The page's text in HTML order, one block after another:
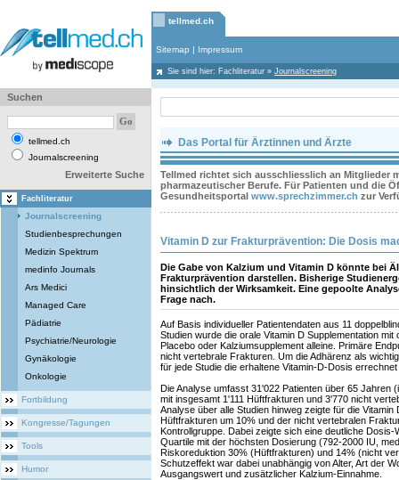
tellmed.ch
Sitemap | Impressum
Sie sind hier: Fachliteratur » Journalscreening
Suchen
tellmed.ch
Journalscreening
Erweiterte Suche
Fachliteratur
Journalscreening
Studienbesprechungen
Medizin Spektrum
medinfo Journals
Ars Medici
Managed Care
Pädiatrie
Psychiatrie/Neurologie
Gynäkologie
Onkologie
Fortbildung
Kongresse/Tagungen
Tools
Humor
Das Portal für Ärztinnen und Ärzte
Tellmed richtet sich ausschliesslich an Mitglieder
pharmazeutischer Berufe. Für Patienten und die
Gesundheitsportal www.sprechzimmer.ch zur
Vitamin D zur Frakturprävention: Die Dosis
Die Gabe von Kalzium und Vitamin D könnte bei
Frakturprävention darstellen. Bisherige
hinsichtlich der Wirksamkeit. Eine gepoolte
Frage nach.
Auf Basis individueller Patientendaten aus 11
Studien wurde die orale Vitamin D Supplementation
Placebo oder Kalziumsupplement alleine. Primäre
nicht vertebrale Frakturen. Um die Adhärenz als
für jede Studie die erhaltene Vitamin-D-Dosis
Die Analyse umfasst 31'022 Patienten über 65 Jahren
mit insgesamt 1'111 Hüftfrakturen und 3'770 nicht
Analyse über alle Studien hinweg zeigte für die
Hüftfrakturen um 10% und der nicht vertebralen
Kontrollgruppe. Dabei zeigte sich eine deutliche
Quartile mit der höchsten Dosierung (792-2000 IU,
Riskoreduktion 30% (Hüftfrakturen) und 14% (nicht
Schutzeffekt war dabei unabhängig von Alter, Art der
Ausgangswert und zusätzlicher Kalzium-Einnahme.